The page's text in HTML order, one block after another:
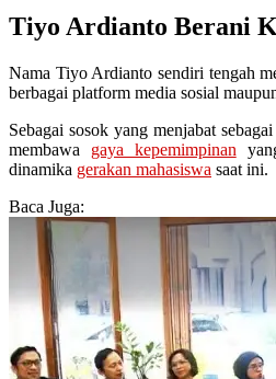
Tiyo Ardianto Berani
Nama Tiyo Ardianto sendiri tengah
berbagai platform media sosial
Sebagai sosok yang menjabat
membawa gaya kepemimpinan
dinamika gerakan mahasiswa saat ini.
Baca Juga: